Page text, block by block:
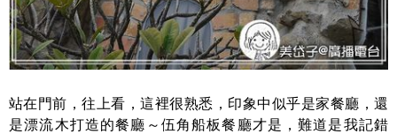
站在門前，往上看，這裡很熟悉，印象中似乎是家餐廳，還
是漂流木打造的餐廳～伍角船板餐廳才是，難道是我記錯